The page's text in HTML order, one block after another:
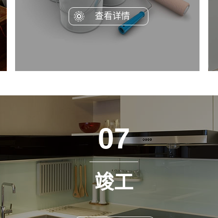
查看详情
07
竣工